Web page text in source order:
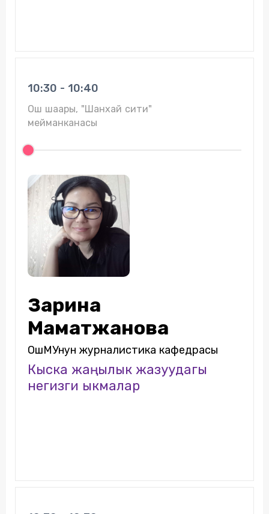
10:30 - 10:40
Ош шаары, "Шанхай сити"
мейманканасы
Зарина
Маматжанова
ОшМУнун журналистика кафедрасы
Кыска жаңылык жазуудагы
негизги ыкмалар